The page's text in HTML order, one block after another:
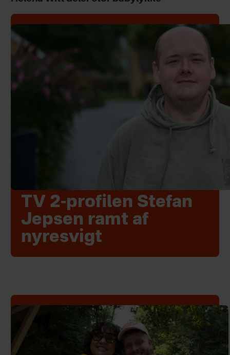
TV 2-profilen Stefan
Jepsen ramt af
nyresvigt